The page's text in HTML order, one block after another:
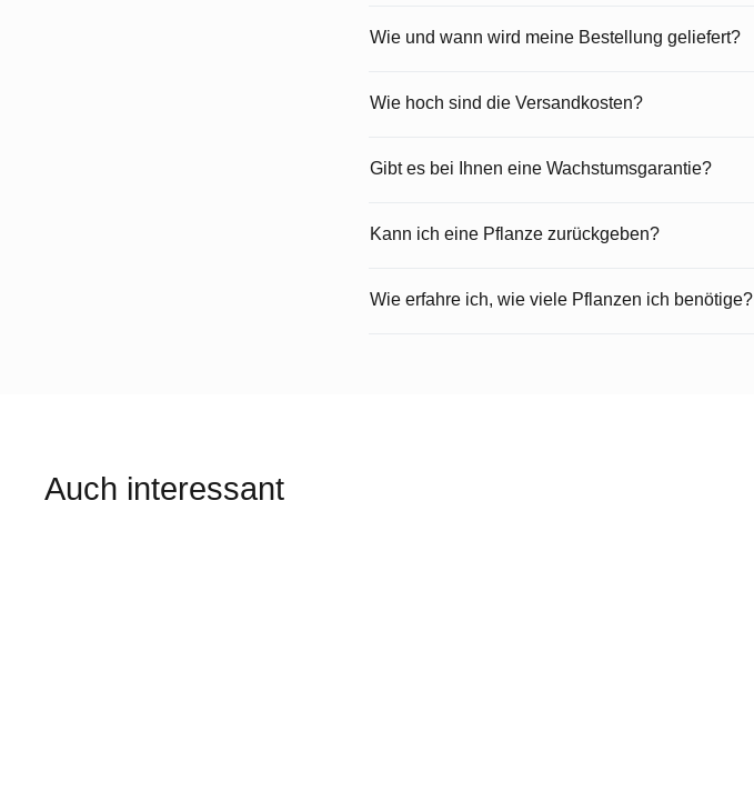
Wie und wann wird meine Bestellung geliefert?
Wie hoch sind die Versandkosten?
Gibt es bei Ihnen eine Wachstumsgarantie?
Kann ich eine Pflanze zurückgeben?
Wie erfahre ich, wie viele Pflanzen ich benötige?
Auch interessant